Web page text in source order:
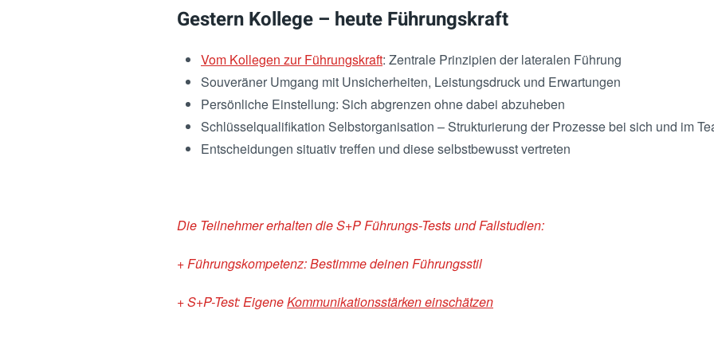
Gestern Kollege – heute Führungskraft
Vom Kollegen zur Führungskraft: Zentrale Prinzipien der lateralen Führung
Souveräner Umgang mit Unsicherheiten, Leistungsdruck und Erwartungen
Persönliche Einstellung: Sich abgrenzen ohne dabei abzuheben
Schlüsselqualifikation Selbstorganisation – Strukturierung der Prozesse bei sich und im
Entscheidungen situativ treffen und diese selbstbewusst vertreten
Die Teilnehmer erhalten die S+P Führungs-Tests und Fallstudien:
+ Führungskompetenz: Bestimme deinen Führungsstil
+ S+P-Test: EigeneKommunikationsstärken einschätzen